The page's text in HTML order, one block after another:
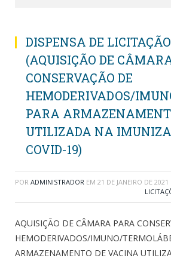
DISPENSA DE
(AQUISIÇÃO DE
CONSERVAÇÃO DE
HEMODERIVADOS/
PARA
UTILIZADA NA
COVID-19)
POR ADMINISTRADOR EM 21 DE JANEIRO DE 2021
AQUISIÇÃO DE CÂMARA PARA
HEMODERIVADOS/IMUNO/
ARMAZENAMENTO DE VACINA